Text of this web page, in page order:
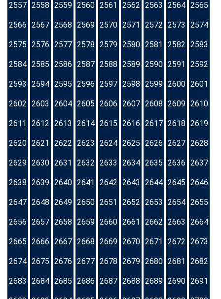
2557 2558 2559 2560 2561 2562 2563 2564 2565
2566 2567 2568 2569 2570 2571 2572 2573 2574
2575 2576 2577 2578 2579 2580 2581 2582 2583
2584 2585 2586 2587 2588 2589 2590 2591 2592
2593 2594 2595 2596 2597 2598 2599 2600 2601
2602 2603 2604 2605 2606 2607 2608 2609 2610
2611 2612 2613 2614 2615 2616 2617 2618 2619
2620 2621 2622 2623 2624 2625 2626 2627 2628
2629 2630 2631 2632 2633 2634 2635 2636 2637
2638 2639 2640 2641 2642 2643 2644 2645 2646
2647 2648 2649 2650 2651 2652 2653 2654 2655
2656 2657 2658 2659 2660 2661 2662 2663 2664
2665 2666 2667 2668 2669 2670 2671 2672 2673
2674 2675 2676 2677 2678 2679 2680 2681 2682
2683 2684 2685 2686 2687 2688 2689 2690 2691